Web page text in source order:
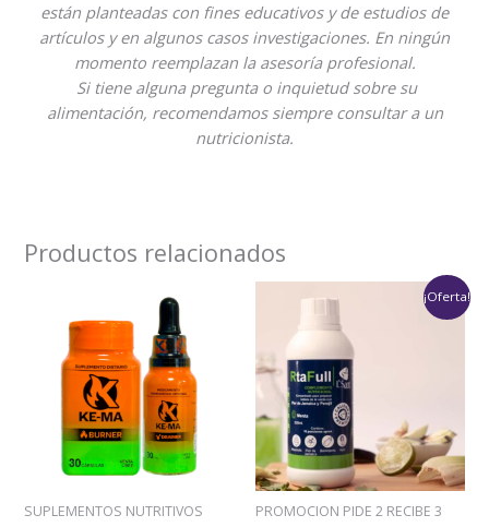
están planteadas con fines educativos y de estudios de
artículos y en algunos casos investigaciones. En ningún
momento reemplazan la asesoría profesional.
Si tiene alguna pregunta o inquietud sobre su
alimentación, recomendamos siempre consultar a un
nutricionista.
Productos relacionados
SUPLEMENTOS NUTRITIVOS
¡Oferta!
PROMOCION PIDE 2 RECIBE 3
Rango